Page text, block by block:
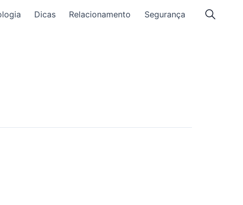
Dicas Relacionamento Segurança